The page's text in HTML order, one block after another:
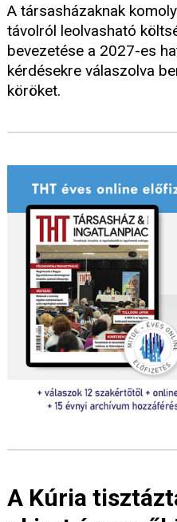
A társasházaknak
távolról leolvasható
bevezetése a 2027-es
kérdésekre válaszolva
köröket.
A Kúria